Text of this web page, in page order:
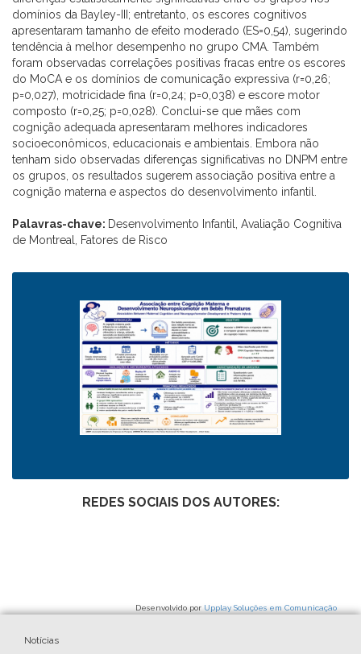
domínios da Bayley-III; entretanto, os escores cognitivos
apresentaram tamanho de efeito moderado (ES=0,54), sugerindo
tendência à melhor desempenho no grupo CMA. Também
foram observadas correlações positivas fracas entre os escores
do MoCA e os domínios de comunicação expressiva (r=0,26;
p=0,027), motricidade fina (r=0,24; p=0,038) e escore motor
composto (r=0,25; p=0,028). Conclui-se que mães com
cognição adequada apresentaram melhores indicadores
socioeconômicos, educacionais e ambientais. Embora não
tenham sido observadas diferenças significativas no DNPM entre
os grupos, os resultados sugerem associação positiva entre a
cognição materna e aspectos do desenvolvimento infantil.
Palavras-chave: Desenvolvimento Infantil, Avaliação Cognitiva
de Montreal, Fatores de Risco
REDES SOCIAIS DOS AUTORES:
Desenvolvido por Upplay Soluções em Comunicação
Notícias